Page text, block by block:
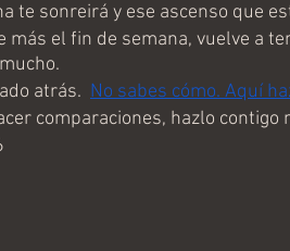
te sonreirá y ese ascenso que
más el fin de semana, vuelve a
atrás. No sabes cómo. Aquí
comparaciones, hazlo